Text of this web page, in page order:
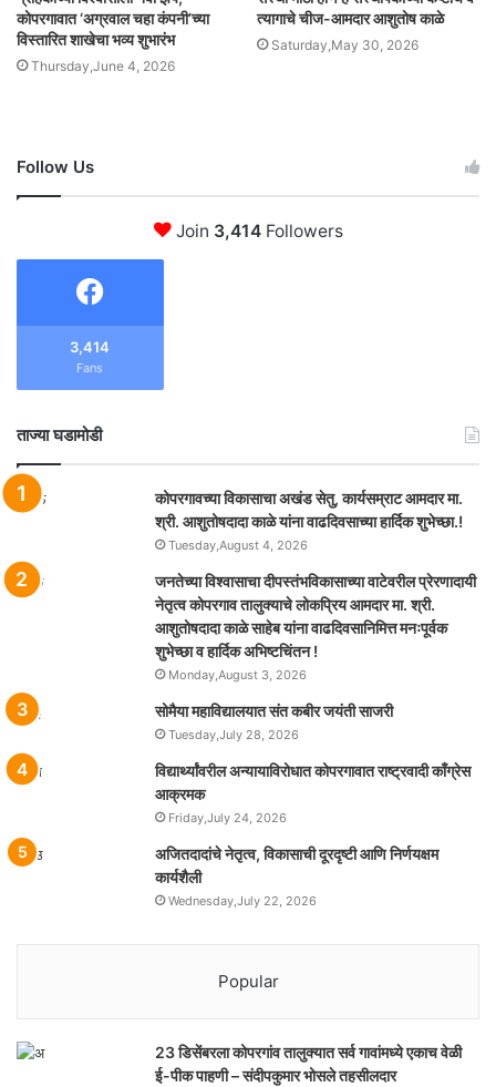
कोपरगावात ‘अग्रवाल चहा कंपनी’च्या
विस्तारित शाखेचा भव्य शुभारंभ
Thursday,June 4, 2026
त्यागाचे चीज-आमदार आशुतोष काळे
Saturday,May 30, 2026
Follow Us
Join 3,414Followers
3,414
Fans
ताज्या घडामोडी
कोपरगावच्या विकासाचा अखंड सेतु, कार्यसम्राट आमदार मा.
श्री. आशुतोषदादा काळे यांना वाढदिवसाच्या हार्दिक शुभेच्छा.!
Tuesday,August 4, 2026
जनतेच्या विश्वासाचा दीपस्तंभविकासाच्या वाटेवरील प्रेरणादायी
नेतृत्व कोपरगाव तालुक्याचे लोकप्रिय आमदार मा. श्री.
आशुतोषदादा काळे साहेब यांना वाढदिवसानिमित्त मनःपूर्वक
शुभेच्छा व हार्दिक अभिष्टचिंतन !
Monday,August 3, 2026
सोमैया महाविद्यालयात संत कबीर जयंती साजरी
Tuesday,July 28, 2026
विद्यार्थ्यांवरील अन्यायाविरोधात कोपरगावात राष्ट्रवादी काँग्रेस
आक्रमक
Friday,July 24, 2026
अजितदादांचे नेतृत्व, विकासाची दूरदृष्टी आणि निर्णयक्षम
कार्यशैली
Wednesday,July 22, 2026
Popular
23 डिसेंबरला कोपरगांव तालुक्‍यात सर्व गावांमध्ये एकाच वेळी
ई-पीक पाहणी – संदीपकुमार भोसले तहसीलदार